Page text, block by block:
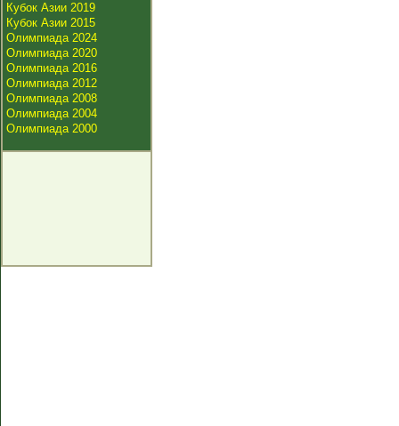
Кубок Азии 2019
Кубок Азии 2015
Олимпиада 2024
Олимпиада 2020
Олимпиада 2016
Олимпиада 2012
Олимпиада 2008
Олимпиада 2004
Олимпиада 2000